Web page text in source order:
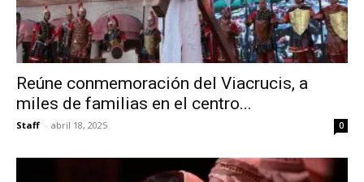
Reúne conmemoración del Viacrucis, a
miles de familias en el centro...
Staff - abril 18, 2025 0